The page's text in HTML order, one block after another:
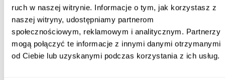
ruch w naszej witrynie. Informacje o tym, jak korzystasz z
naszej witryny, udostępniamy partnerom
społecznościowym, reklamowym i analitycznym. Partnerzy
mogą połączyć te informacje z innymi danymi otrzymanymi
od Ciebie lub uzyskanymi podczas korzystania z ich usług.
Kształt:
proste
Rodzaj drzwi: